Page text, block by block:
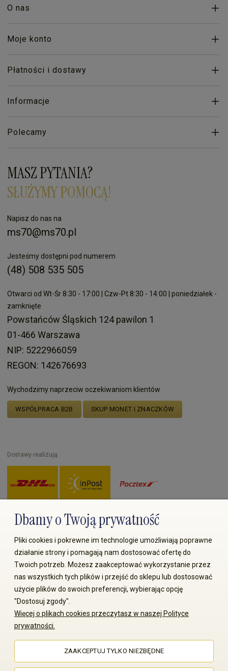
O nas
Moje konto
Płatności i dostawy
Informacje
Polecamy
MASZ PYTANIA?
SŁUŻYMY POMOCĄ!
Napisz do nas na
ms70@ms70.pl
Jesteśmy dostępni pod numerem
(48) 508 535 505
Otwarci od Wt-Śr 8:30 - 17:00 | Czw-Pt 8:30 - 14:00 | poniedziałek -
zamknięte
Powstańców Śląskich 124 pawilon 1
01-466 Warszawa
NIP: 5222966059
REGON: 142676693
Wychodzimy naprzeciw oczekiwaniom klientów
WSPÓŁPRACA B2B SKUP MONET I ZNACZKÓW
Dostawy realizują:
Zapłać przez:
© 2008-2026 MS70.pl / Ms70 Sp. z o.o. Wszelkie prawa
zastrzeżone. Kopiowanie treści i zdjęć bez zgody właściciela
Dbamy o Twoją prywatność
Pliki cookies i pokrewne im technologie umożliwiają poprawne
działanie strony i pomagają nam dostosować ofertę do
Twoich potrzeb. Możesz zaakceptować wykorzystanie przez
nas wszystkich tych plików i przejść do sklepu lub dostosować
użycie plików do swoich preferencji, wybierając opcję
"Dostosuj zgody".
Więcej o plikach cookies przeczytasz w naszej Polityce
prywatności.
ZAAKCEPTUJ TYLKO NIEZBĘDNE